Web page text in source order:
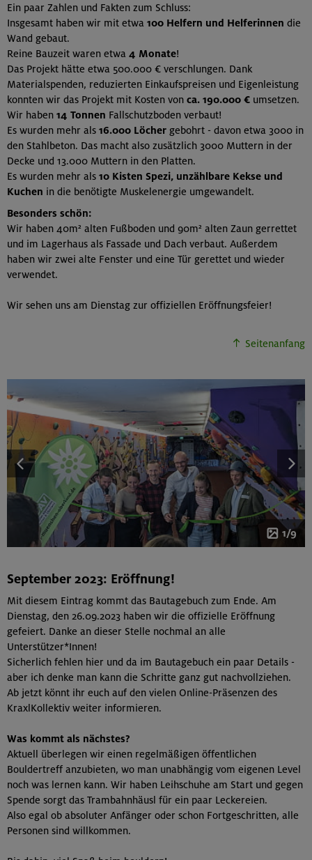
Ein paar Zahlen und Fakten zum Schluss:
Insgesamt haben wir mit etwa 100 Helfern und Helferinnen die
Wand gebaut.
Reine Bauzeit waren etwa 4 Monate!
Das Projekt hätte etwa 500.000 € verschlungen. Dank
Materialspenden, reduzierten Einkaufspreisen und Eigenleistung
konnten wir das Projekt mit Kosten von ca. 190.000 € umsetzen.
Wir haben 14 Tonnen Fallschutzboden verbaut!
Es wurden mehr als 16.000 Löcher gebohrt - davon etwa 3000 in
den Stahlbeton. Das macht also zusätzlich 3000 Muttern in der
Decke und 13.000 Muttern in den Platten.
Es wurden mehr als 10 Kisten Spezi, unzählbare Kekse und
Kuchen in die benötigte Muskelenergie umgewandelt.
Besonders schön:
Wir haben 40m² alten Fußboden und 90m² alten Zaun gerrettet
und im Lagerhaus als Fassade und Dach verbaut. Außerdem
haben wir zwei alte Fenster und eine Tür gerettet und wieder
verwendet.
Wir sehen uns am Dienstag zur offiziellen Eröffnungsfeier!
Seitenanfang
1/9
September 2023: Eröffnung!
Mit diesem Eintrag kommt das Bautagebuch zum Ende. Am
Dienstag, den 26.09.2023 haben wir die offizielle Eröffnung
gefeiert. Danke an dieser Stelle nochmal an alle
Unterstützer*Innen!
Sicherlich fehlen hier und da im Bautagebuch ein paar Details -
aber ich denke man kann die Schritte ganz gut nachvollziehen.
Ab jetzt könnt ihr euch auf den vielen Online-Präsenzen des
KraxlKollektiv weiter informieren.
Was kommt als nächstes?
Aktuell überlegen wir einen regelmäßigen öffentlichen
Bouldertreff anzubieten, wo man unabhängig vom eigenen Level
noch was lernen kann. Wir haben Leihschuhe am Start und gegen
Spende sorgt das Trambahnhäusl für ein paar Leckereien.
Also egal ob absoluter Anfänger oder schon Fortgeschritten, alle
Personen sind willkommen.